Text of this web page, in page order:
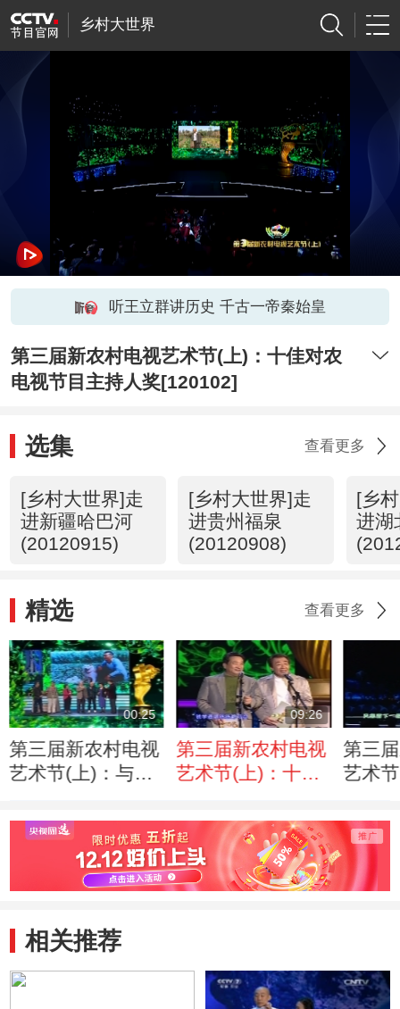
乡村大世界
听王立群讲历史 千古一帝秦始皇
第三届新农村电视艺术节(上)：十佳对农
电视节目主持人奖[120102]
选集 查看更多
[乡村大世界]走
进新疆哈巴河
(20120915)
[乡村大世界]走
进贵州福泉
(20120908)
[乡
进湖
精选 查看更多
00:25
第三届新农村电视
艺术节(上)：与您
悦[120102]
09:26
第三届新农村电视
艺术节(上)：十佳
人奖[120102]
第三
艺术
相关推荐